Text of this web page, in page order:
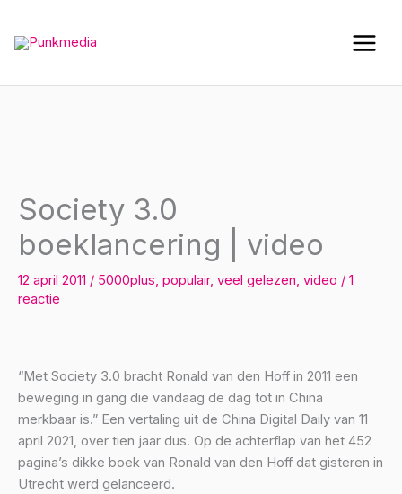
de
Society 3.0
boeklancering | video
12 april 2011 / 5000plus, populair, veel gelezen, video / 1
reactie
“Met Society 3.0 bracht Ronald van den Hoff in 2011 een
beweging in gang die vandaag de dag tot in China
merkbaar is.” Een vertaling uit de China Digital Daily van 11
april 2021, over tien jaar dus. Op de achterflap van het 452
pagina’s dikke boek van Ronald van den Hoff dat gisteren in
Utrecht werd gelanceerd.